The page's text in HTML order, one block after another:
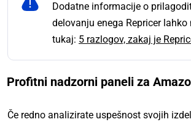
Dodatne informacije o
delovanju enega Repricer lahko
tukaj: 5 razlogov, zakaj je
Profitni nadzorni paneli za
Če redno analizirate uspešnost svojih